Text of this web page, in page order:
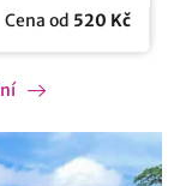
Cena od 520 Kč